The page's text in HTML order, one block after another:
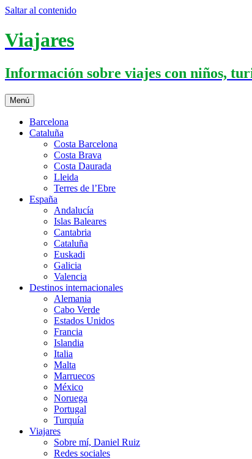
Saltar al contenido
Viajares
Información sobre viajes con niños,
Menú
Barcelona
Cataluña
Costa Barcelona
Costa Brava
Costa Daurada
Lleida
Terres de l’Ebre
España
Andalucía
Islas Baleares
Cantabria
Cataluña
Euskadi
Galicia
Valencia
Destinos internacionales
Alemania
Cabo Verde
Estados Unidos
Francia
Islandia
Italia
Malta
Marruecos
México
Noruega
Portugal
Turquía
Viajares
Sobre mí, Daniel Ruiz
Redes sociales